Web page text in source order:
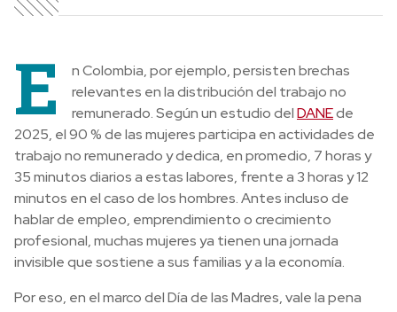
E
n Colombia, por ejemplo, persisten brechas
relevantes en la distribución del trabajo no
remunerado. Según un estudio delDANEde
2025, el 90 % de las mujeres participa en actividades de
trabajo no remunerado y dedica, en promedio, 7 horas y
35 minutos diarios a estas labores, frente a 3 horas y 12
minutos en el caso de los hombres. Antes incluso de
hablar de empleo, emprendimiento o crecimiento
profesional, muchas mujeres ya tienen una jornada
invisible que sostiene a sus familias y a la economía.
Por eso, en el marco del Día de las Madres, vale la pena